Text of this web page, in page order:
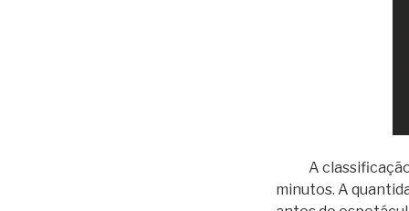
A classificação
minutos. A